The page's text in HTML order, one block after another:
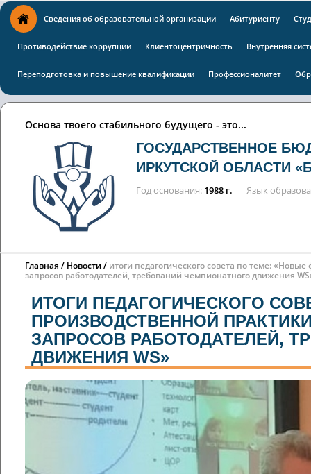
Сведения об образовательной организации Абитуриенту
Противодействие коррупции Клиентоцентричность Внутренняя
Переподготовка и повышение квалификации Профессионалитет
Основа твоего стабильного будущего - это...
ГОСУДАРСТВЕННОЕ
ИРКУТСКОЙ ОБЛАСТИ
Год основания 1988 г. Язык
Главная Новости
итоги педагогического совета по теме:
запросов работодателей, требований чемпионатного движения
ИТОГИ ПЕДАГОГИЧЕСКОГО
ПРОИЗВОДСТВЕННОЙ
ЗАПРОСОВ РАБОТОДАТЕЛЕЙ,
ДВИЖЕНИЯ WS»